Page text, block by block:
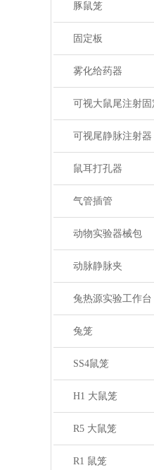
豚鼠笼
固定板
雾化给药器
可视尾静脉注射器
鼠耳打孔器
气管插管
动物实验器械包
动脉静脉夹
兔热源实验工作台
兔笼
SS4鼠笼
H1 大鼠笼
R5 大鼠笼
R1 鼠笼